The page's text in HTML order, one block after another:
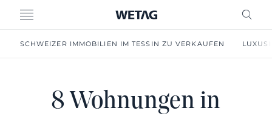
MENU
SCHWEIZER IMMOBILIEN IM TESSIN ZU VERKAUFEN
8 Wohnungen in